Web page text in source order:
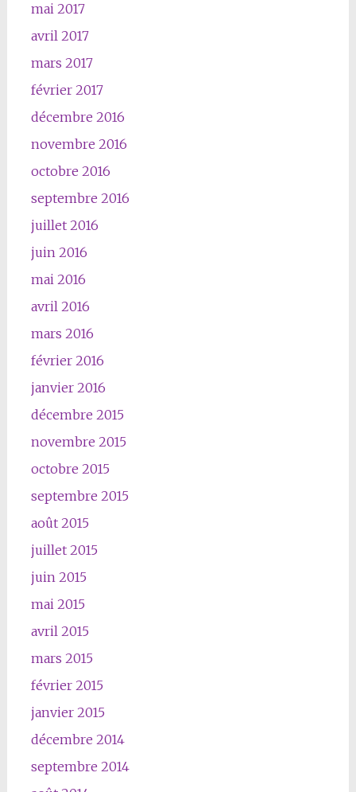
mai 2017
avril 2017
mars 2017
février 2017
décembre 2016
novembre 2016
octobre 2016
septembre 2016
juillet 2016
juin 2016
mai 2016
avril 2016
mars 2016
février 2016
janvier 2016
décembre 2015
novembre 2015
octobre 2015
septembre 2015
août 2015
juillet 2015
juin 2015
mai 2015
avril 2015
mars 2015
février 2015
janvier 2015
décembre 2014
septembre 2014